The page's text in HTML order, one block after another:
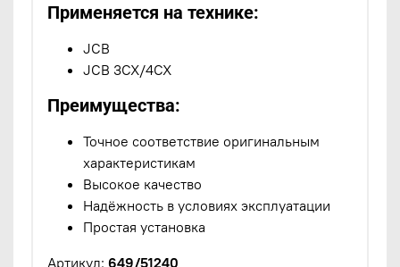
Применяется на технике:
JCB
JCB 3CX/4CX
Преимущества:
Точное соответствие оригинальным
характеристикам
Высокое качество
Надёжность в условиях эксплуатации
Простая установка
Артикул: 649/51240